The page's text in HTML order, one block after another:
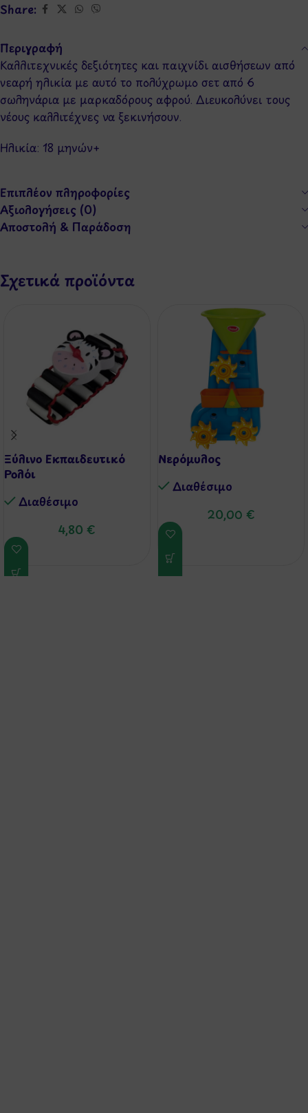
Share:
Περιγραφή
Καλλιτεχνικές δεξιότητες και παιχνίδι αισθήσεων από
νεαρή ηλικία με αυτό το πολύχρωμο σετ από 6
σωληνάρια με μαρκαδόρους αφρού. Διευκολύνει τους
νέους καλλιτέχνες να ξεκινήσουν.
Ηλικία: 18 μηνών+
Επιπλέον πληροφορίες
Αξιολογήσεις (0)
Αποστολή & Παράδοση
Σχετικά προϊόντα
Ξύλινο Εκπαιδευτικό
Ρολόι
Διαθέσιμo
4,80 €
Νερόμυλος
Διαθέσιμo
20,00 €